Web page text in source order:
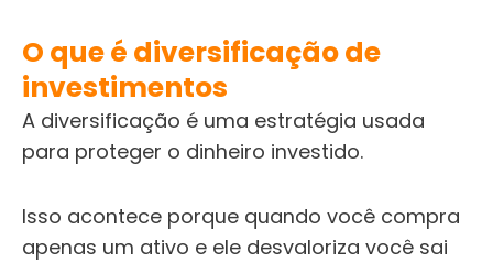
O que é diversificação de
investimentos
A diversificação é uma estratégia usada
para proteger o dinheiro investido.
Isso acontece porque quando você compra
apenas um ativo e ele desvaloriza você sai